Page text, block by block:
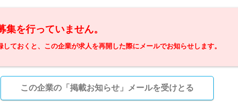
集を行っていません。
しておくと、この企業が求人を再開した際にメールでお知らせします。
この企業の「掲載お知らせ」メールを受けとる